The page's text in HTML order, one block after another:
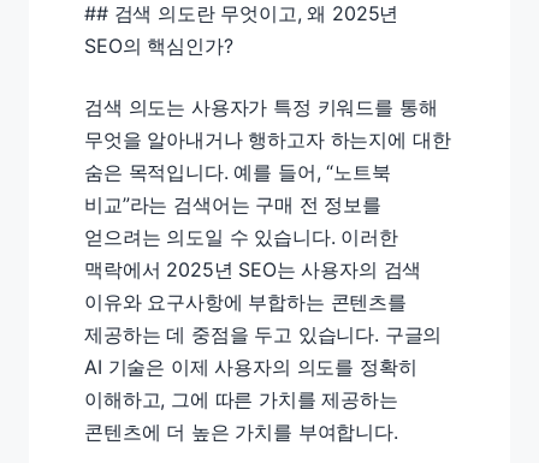
## 검색 의도란 무엇이고, 왜 2025년
SEO의 핵심인가?
검색 의도는 사용자가 특정 키워드를 통해
무엇을 알아내거나 행하고자 하는지에 대한
숨은 목적입니다. 예를 들어, “노트북
비교”라는 검색어는 구매 전 정보를
얻으려는 의도일 수 있습니다. 이러한
맥락에서 2025년 SEO는 사용자의 검색
이유와 요구사항에 부합하는 콘텐츠를
제공하는 데 중점을 두고 있습니다. 구글의
AI 기술은 이제 사용자의 의도를 정확히
이해하고, 그에 따른 가치를 제공하는
콘텐츠에 더 높은 가치를 부여합니다.